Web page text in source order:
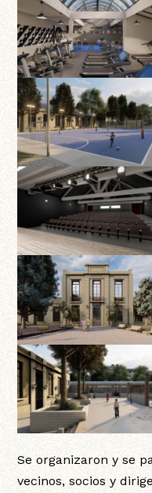
Se organizaron y se
vecinos, socios y